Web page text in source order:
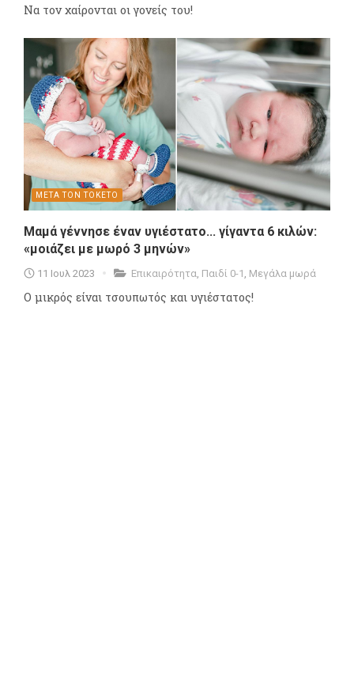
Να τον χαίρονται οι γονείς του!
ΜΕΤΑ ΤΟΝ ΤΟΚΕΤΟ
Μαμά γέννησε έναν υγιέστατο... γίγαντα 6 κιλών:
«μοιάζει με μωρό 3 μηνών»
11 Ιουλ 2023 Επικαιρότητα Παιδί 0-1 Μεγάλα μωρά
Ο μικρός είναι τσουπωτός και υγιέστατος!